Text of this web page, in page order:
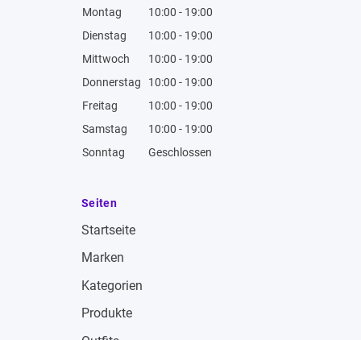
Montag
10:00 - 19:00
Dienstag
10:00 - 19:00
Mittwoch
10:00 - 19:00
Donnerstag
10:00 - 19:00
Freitag
10:00 - 19:00
Samstag
10:00 - 19:00
Sonntag
Geschlossen
Seiten
Startseite
Marken
Kategorien
Produkte